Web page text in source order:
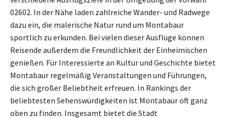
02602. In der Nähe laden zahlreiche Wander- und Radwege
dazu ein, die malerische Natur rund um Montabaur
sportlich zu erkunden. Bei vielen dieser Ausflüge können
Reisende außerdem die Freundlichkeit der Einheimischen
genießen. Für Interessierte an Kultur und Geschichte bietet
Montabaur regelmäßig Veranstaltungen und Führungen,
die sich großer Beliebtheit erfreuen. In Rankings der
beliebtesten Sehenswürdigkeiten ist Montabaur oft ganz
oben zu finden. Insgesamt bietet die Stadt